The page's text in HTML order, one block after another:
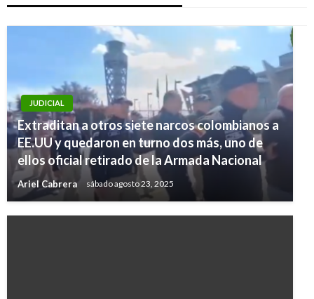
JUDICIAL
Extraditan a otros siete narcos colombianos a
EE.UU y quedaron en turno dos más, uno de
ellos oficial retirado de la Armada Nacional
Ariel Cabrera sábado agosto 23, 2025